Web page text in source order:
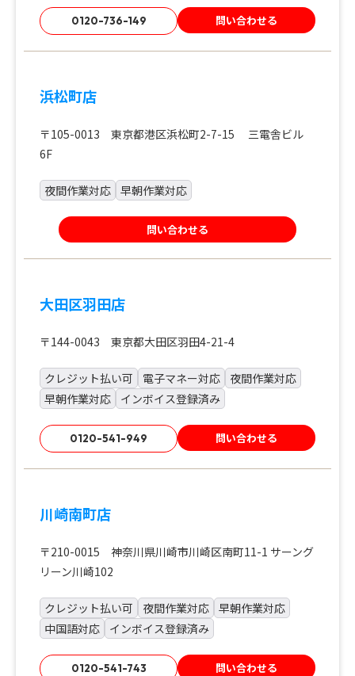
0120-736-149 問い合わせる
浜松町店
〒105-0013 東京都港区浜松町2-7-15 三電舎ビル
6F
夜間作業対応 早朝作業対応
問い合わせる
大田区羽田店
〒144-0043 東京都大田区羽田4-21-4
クレジット払い可 電子マネー対応
夜間作業対応
早朝作業対応
インボイス登録済み
0120-541-949 問い合わせる
川崎南町店
〒210-0015 神奈川県川崎市川崎区南町11-1 サーング
リーン川崎102
クレジット払い可 夜間作業対応 早朝作業対応
中国語対応
インボイス登録済み
0120-541-743 問い合わせる